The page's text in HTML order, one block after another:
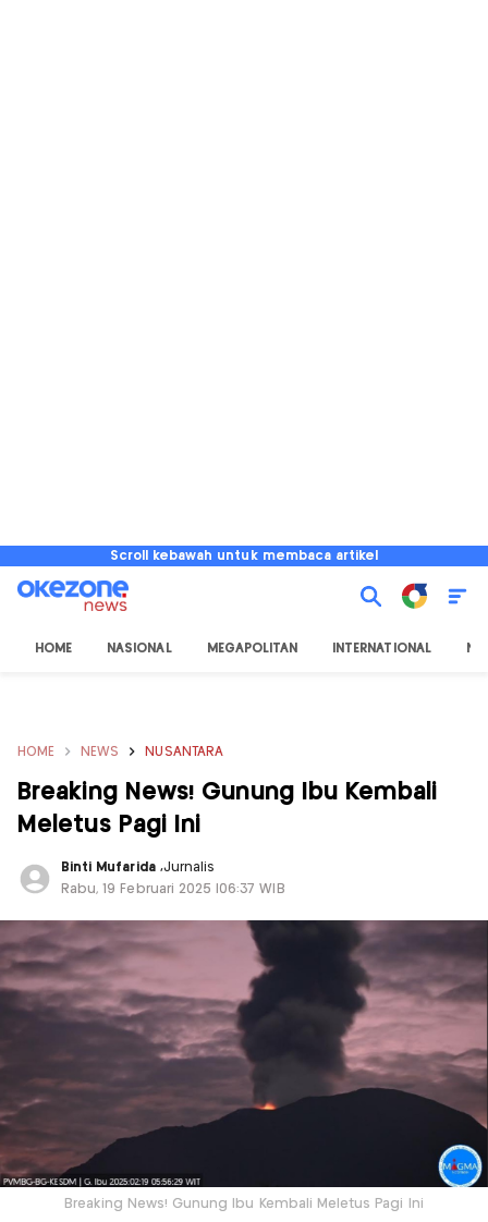
Scroll kebawah untuk membaca artikel
HOME NASIONAL MEGAPOLITAN INTERNATIONAL
HOME NEWS NUSANTARA
Breaking News! Gunung Ibu Kembali
Meletus Pagi Ini
Binti Mufarida ,Jurnalis
Rabu, 19 Februari 2025 |06:37 WIB
Breaking News! Gunung Ibu Kembali Meletus Pagi Ini